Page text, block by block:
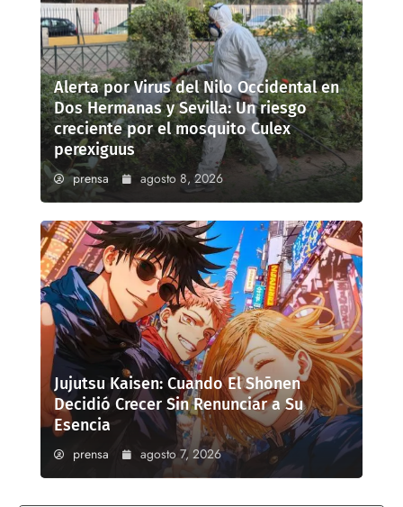
Alerta por Virus del Nilo Occidental en
Dos Hermanas y Sevilla: Un riesgo
creciente por el mosquito Culex
perexiguus
prensa agosto 8, 2026
Jujutsu Kaisen: Cuando El Shōnen
Decidió Crecer Sin Renunciar a Su
Esencia
prensa agosto 7, 2026